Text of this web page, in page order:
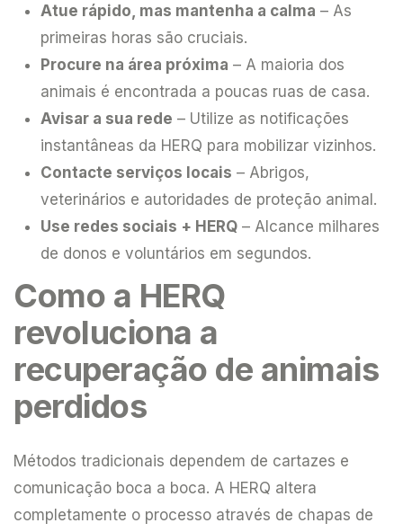
Atue rápido, mas mantenha a calma – As
primeiras horas são cruciais.
Procure na área próxima – A maioria dos
animais é encontrada a poucas ruas de casa.
Avisar a sua rede – Utilize as notificações
instantâneas da HERQ para mobilizar vizinhos.
Contacte serviços locais – Abrigos,
veterinários e autoridades de proteção animal.
Use redes sociais + HERQ – Alcance milhares
de donos e voluntários em segundos.
Como a HERQ
revoluciona a
recuperação de animais
perdidos
Métodos tradicionais dependem de cartazes e
comunicação boca a boca. A HERQ altera
completamente o processo através de chapas de